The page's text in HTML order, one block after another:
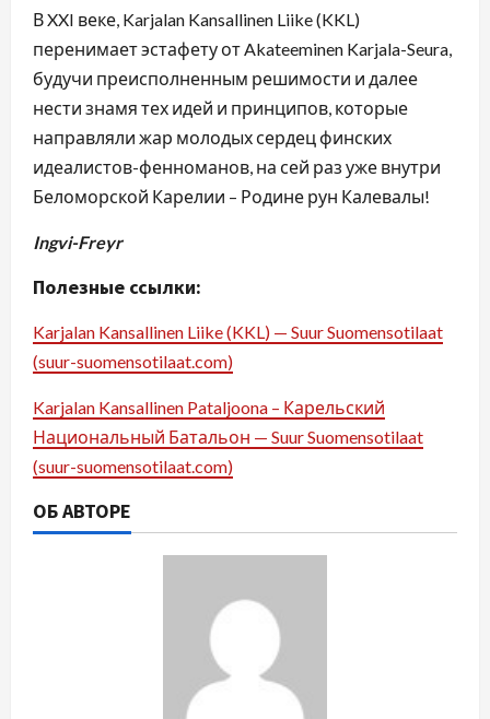
В XXI веке, Karjalan Kansallinen Liike (KKL)
перенимает эстафету от Akateeminen Karjala-Seura,
будучи преисполненным решимости и далее
нести знамя тех идей и принципов, которые
направляли жар молодых сердец финских
идеалистов-фенноманов, на сей раз уже внутри
Беломорской Карелии – Родине рун Калевалы!
Ingvi-Freyr
Полезные ссылки:
Karjalan Kansallinen Liike (KKL) — Suur Suomensotilaat
(suur-suomensotilaat.com)
Karjalan Kansallinen Pataljoona – Карельский
Национальный Батальон — Suur Suomensotilaat
(suur-suomensotilaat.com)
ОБ АВТОРЕ